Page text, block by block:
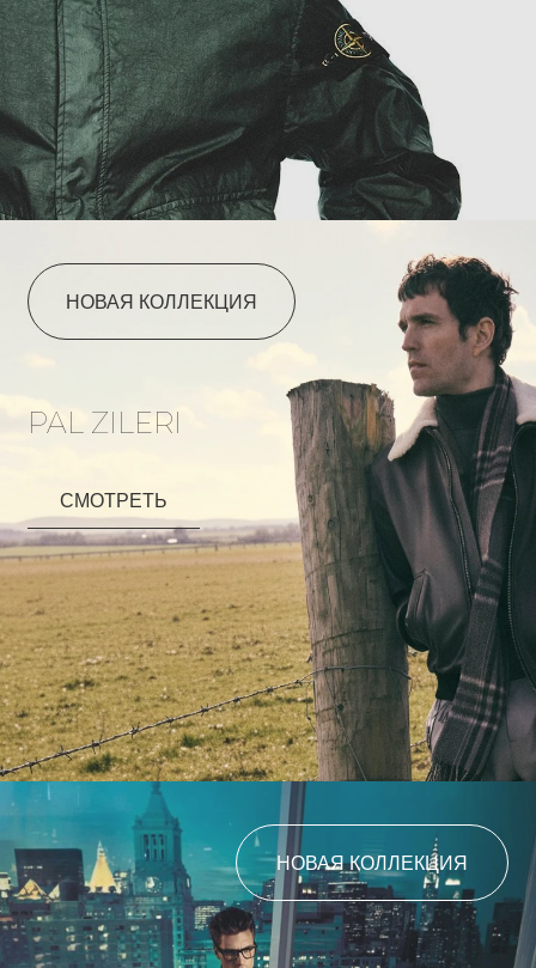
НОВАЯ КОЛЛЕКЦИЯ
PAL ZILERI
СМОТРЕТЬ
НОВАЯ КОЛЛЕКЦИЯ